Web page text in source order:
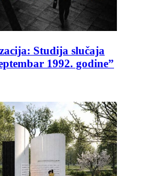
Studija slučaja
1992. godine”